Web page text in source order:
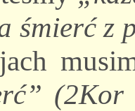
śmierć z
(2Kor